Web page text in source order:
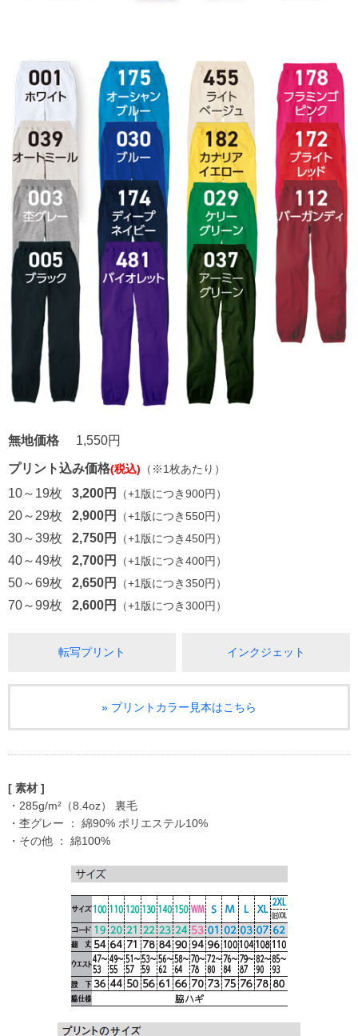
無地価格 1,550円
プリント込み価格(税込) （※1枚あたり）
10～19枚
20～29枚
30～39枚
40～49枚
50～69枚
70～99枚
3,200円 （+1版につき900円）
2,900円 （+1版につき550円）
2,750円 （+1版につき450円）
2,700円 （+1版につき400円）
2,650円 （+1版につき350円）
2,600円 （+1版につき300円）
転写プリント インクジェット
» プリントカラー見本はこちら
[ 素材 ]
・285g/m²（8.4oz） 裏毛
・杢グレー ： 綿90% ポリエステル10%
・その他 ： 綿100%